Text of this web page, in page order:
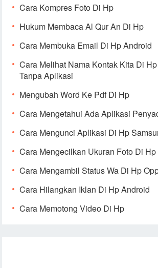
Cara Kompres Foto Di Hp
Hukum Membaca Al Qur An Di Hp
Cara Membuka Email Di Hp Android
Cara Melihat Nama Kontak Kita Di
Tanpa Aplikasi
Mengubah Word Ke Pdf Di Hp
Cara Mengetahui Ada Aplikasi
Cara Mengunci Aplikasi Di Hp
Cara Mengecilkan Ukuran Foto Di Hp
Cara Mengambil Status Wa Di Hp
Cara Hilangkan Iklan Di Hp Android
Cara Memotong Video Di Hp